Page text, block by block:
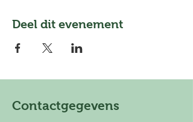
Deel dit evenement
Contactgegevens